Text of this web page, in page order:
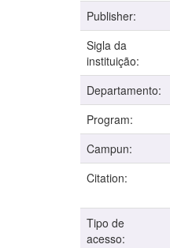
Publisher:
Sigla da
instituição:
Departamento:
Program:
Campun:
Citation:
Tipo de
acesso: